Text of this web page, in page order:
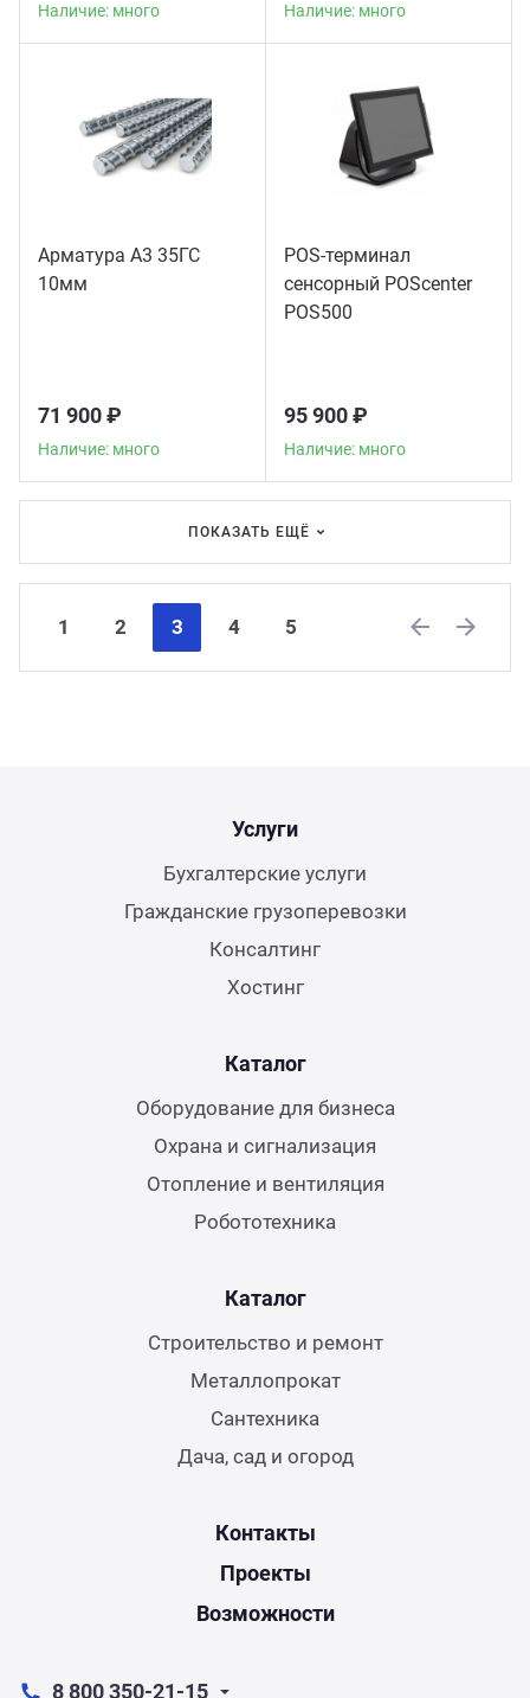
Наличие: много Наличие: много
Арматура А3 35ГС
10мм
71 900 ₽
Наличие: много
POS-терминал
сенсорный POScenter
POS500
95 900 ₽
Наличие: много
ПОКАЗАТЬ ЕЩЁ
1 2 3 4
5
Услуги
Бухгалтерские услуги
Гражданские грузоперевозки
Консалтинг
Хостинг
Каталог
Оборудование для бизнеса
Охрана и сигнализация
Отопление и вентиляция
Робототехника
Каталог
Строительство и ремонт
Металлопрокат
Сантехника
Дача, сад и огород
Контакты
Проекты
Возможности
8 800 350-21-15